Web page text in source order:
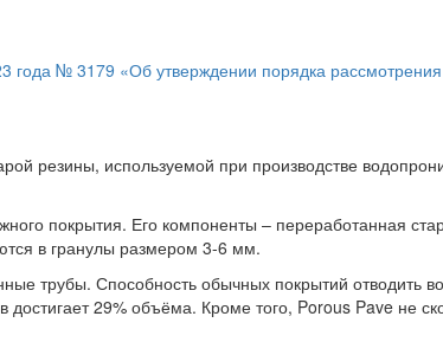
года № 3179 «Об утверждении порядка
резины, используемой при производстве
покрытия. Его компоненты – переработанная
в гранулы размером 3-6 мм.
трубы. Способность обычных покрытий отводить
29% объёма. Кроме того, Porous Pave не